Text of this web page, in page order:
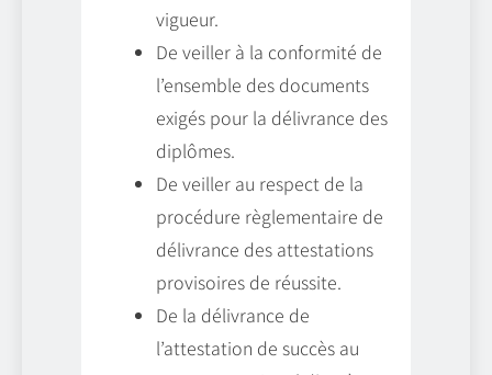
vigueur.
De veiller à la conformité de
l’ensemble des documents
exigés pour la délivrance des
diplômes.
De veiller au respect de la
procédure règlementaire de
délivrance des attestations
provisoires de réussite.
De la délivrance de
l’attestation de succès au